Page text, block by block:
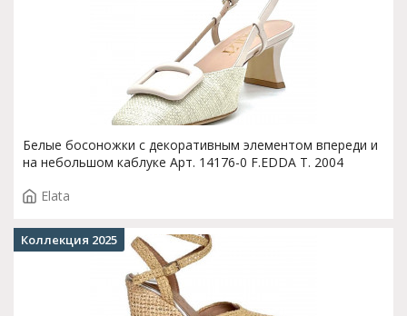
Белые босоножки с декоративным элементом впереди и
на небольшом каблуке Арт. 14176-0 F.EDDA T. 2004
Elata
Коллекция 2025